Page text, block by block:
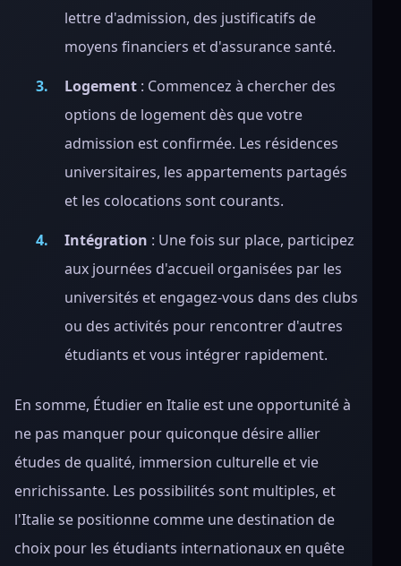
lettre d'admission, des justificatifs de
moyens financiers et d'assurance santé.
Logement : Commencez à chercher des
options de logement dès que votre
admission est confirmée. Les résidences
universitaires, les appartements partagés
et les colocations sont courants.
Intégration : Une fois sur place, participez
aux journées d'accueil organisées par les
universités et engagez-vous dans des clubs
ou des activités pour rencontrer d'autres
étudiants et vous intégrer rapidement.
En somme, Étudier en Italie est une opportunité à
ne pas manquer pour quiconque désire allier
études de qualité, immersion culturelle et vie
enrichissante. Les possibilités sont multiples, et
l'Italie se positionne comme une destination de
choix pour les étudiants internationaux en quête